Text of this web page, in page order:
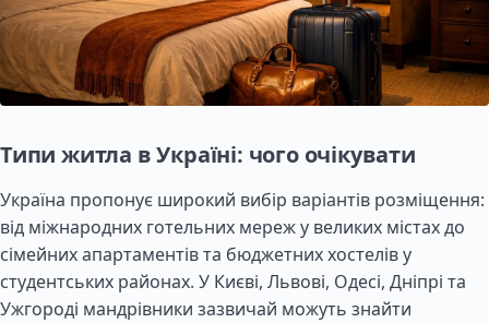
Типи житла в Україні: чого очікувати
Україна пропонує широкий вибір варіантів розміщення:
від міжнародних готельних мереж у великих містах до
сімейних апартаментів та бюджетних хостелів у
студентських районах. У Києві, Львові, Одесі, Дніпрі та
Ужгороді мандрівники зазвичай можуть знайти